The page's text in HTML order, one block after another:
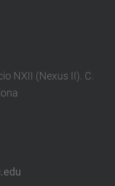
NXII (Nexus II). C.